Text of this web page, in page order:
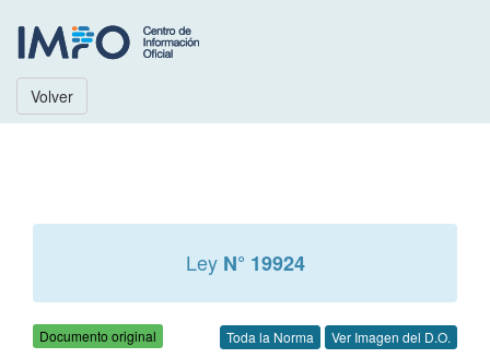
Volver
Ley N° 19924
Documento original Toda la Norma Ver Imagen del D.O.